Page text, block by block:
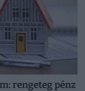
rengeteg pénz